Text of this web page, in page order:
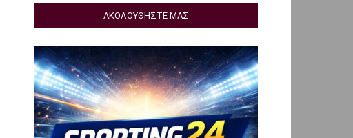
ΑΚΟΛΟΥΘΗΣΤΕ ΜΑΣ